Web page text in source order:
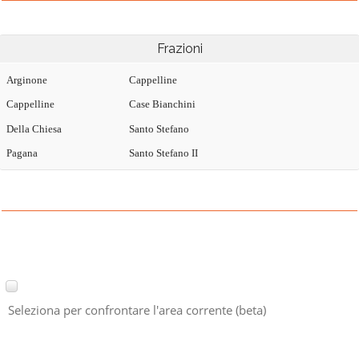
Frazioni
Arginone
Cappelline
Cappelline
Case Bianchini
Della Chiesa
Pagana
Santo Stefano
Santo Stefano II
Seleziona per confrontare l'area corrente (beta)